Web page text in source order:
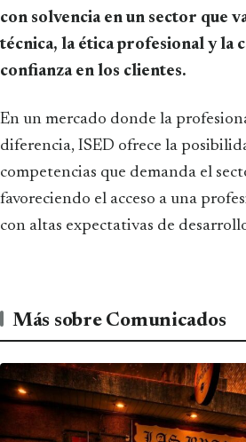
con solvencia en un sector que
técnica, la ética profesional y la
confianza en los clientes.
En un mercado donde la
diferencia, ISED ofrece la
competencias que demanda el
favoreciendo el acceso a una
con altas expectativas de
Más sobre Comunicados